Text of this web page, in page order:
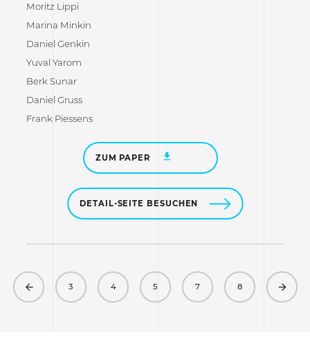
Moritz Lippi
Marina Minkin
Daniel Genkin
Yuval Yarom
Berk Sunar
Daniel Gruss
Frank Piessens
ZUM PAPER
DETAIL-SEITE BESUCHEN
Previous
3 4 5 7 8 Next